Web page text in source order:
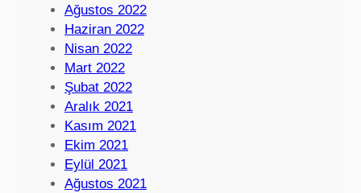
Ağustos 2022
Haziran 2022
Nisan 2022
Mart 2022
Şubat 2022
Aralık 2021
Kasım 2021
Ekim 2021
Eylül 2021
Ağustos 2021